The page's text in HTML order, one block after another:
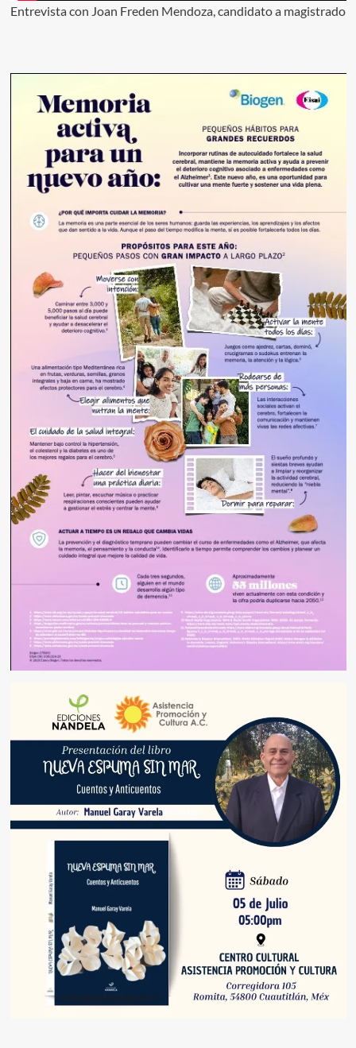
Entrevista con Joan Freden Mendoza, candidato a magistrado